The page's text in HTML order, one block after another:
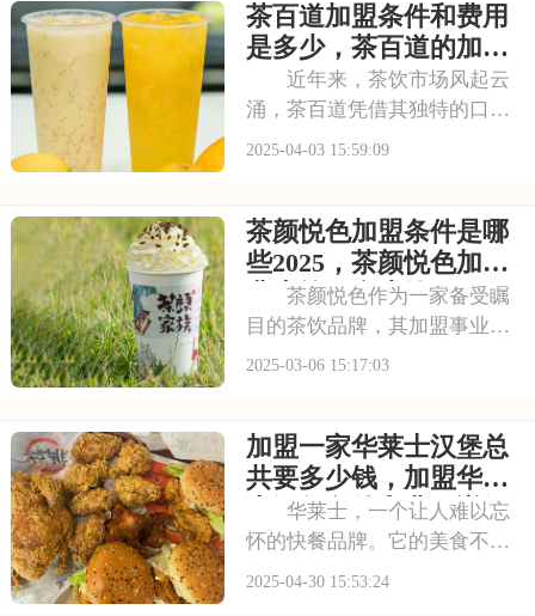
文将为您详细解析霸王茶姬加
盟的相关信息。请看下面是有
关于霸王茶姬加盟费
茶百道加盟条件和费用
是多少，茶百道的加盟
费用明细表2025
近年来，茶饮市场风起云
涌，茶百道凭借其独特的口感
和亲民的价格，吸引了众多投
下面让我们一起揭开茶百道加
盟的情况。以下是茶百道加盟
条件和费用是多少，茶
2025-04-03 15:59:09
茶颜悦色加盟条件是哪
些2025，茶颜悦色加盟
费大约要多少钱
茶颜悦色作为一家备受瞩
目的茶饮品牌，其加盟事业近
年来取得了显著成果。不少有
将为您详细介绍茶颜悦色加盟
的相关事宜，帮助您更好地把
握这一创业机会。请
2025-03-06 15:17:03
加盟一家华莱士汉堡总
共要多少钱，加盟华莱
士汉堡条件和费用详解
华莱士，一个让人难以忘
怀的快餐品牌。它的美食不仅
味道独特，而且富有创意。如
2025-04-30 15:53:24